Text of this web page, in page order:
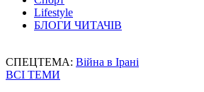
Lifestyle
БЛОГИ ЧИТАЧІВ
СПЕЦТЕМА: Війна в Ірані
ВСІ ТЕМИ